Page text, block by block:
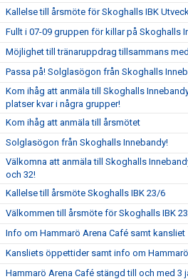
Kallelse till årsmöte för Skoghalls IBK
Fullt i 07-09 gruppen för killar på Skoghalls
Möjlighet till tränaruppdrag tillsammans
Passa på! Solglasögon från Skoghalls
Kom ihåg att anmäla till Skoghalls
platser kvar i några grupper!
Kom ihåg att anmäla till årsmötet
Solglasögon från Skoghalls Innebandy!
Välkomna att anmäla till Skoghalls
och 32!
Kallelse till årsmöte Skoghalls IBK 23/6
Välkommen till årsmöte för Skoghalls IBK
Info om Hammarö Arena Café samt kansliet
Kansliets öppettider samt info om
Hammarö Arena Café stängd till och med 3